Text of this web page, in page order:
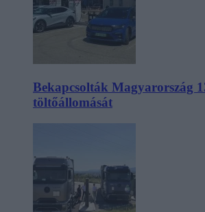
Bekapcsolták Magyarország
töltőállomását